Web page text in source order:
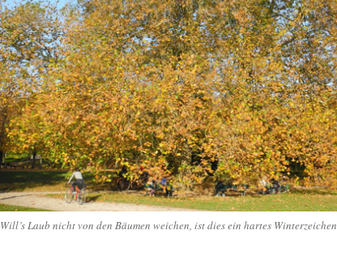
Will’s Laub nicht von den Bäumen weichen, ist dies ein hartes Winterzeichen